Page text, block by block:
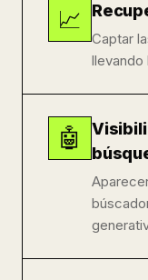
📈
Captar
🤖